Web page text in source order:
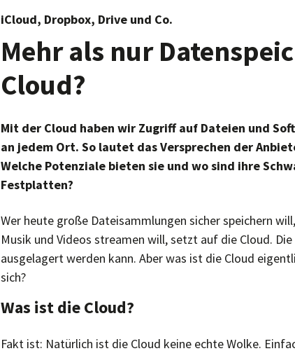
iCloud, Dropbox, Drive und Co.
Mehr als nur
Cloud?
Mit der Cloud haben wir Zugriff auf Dateien und
an jedem Ort. So lautet das Versprechen der
Welche Potenziale bieten sie und wo sind ihre
Festplatten?
Wer heute große Dateisammlungen sicher speichern
Musik und Videos streamen will, setzt auf die Cloud.
ausgelagert werden kann. Aber was ist die Cloud
sich?
Was ist die Cloud?
Fakt ist: Natürlich ist die Cloud keine echte Wolke.